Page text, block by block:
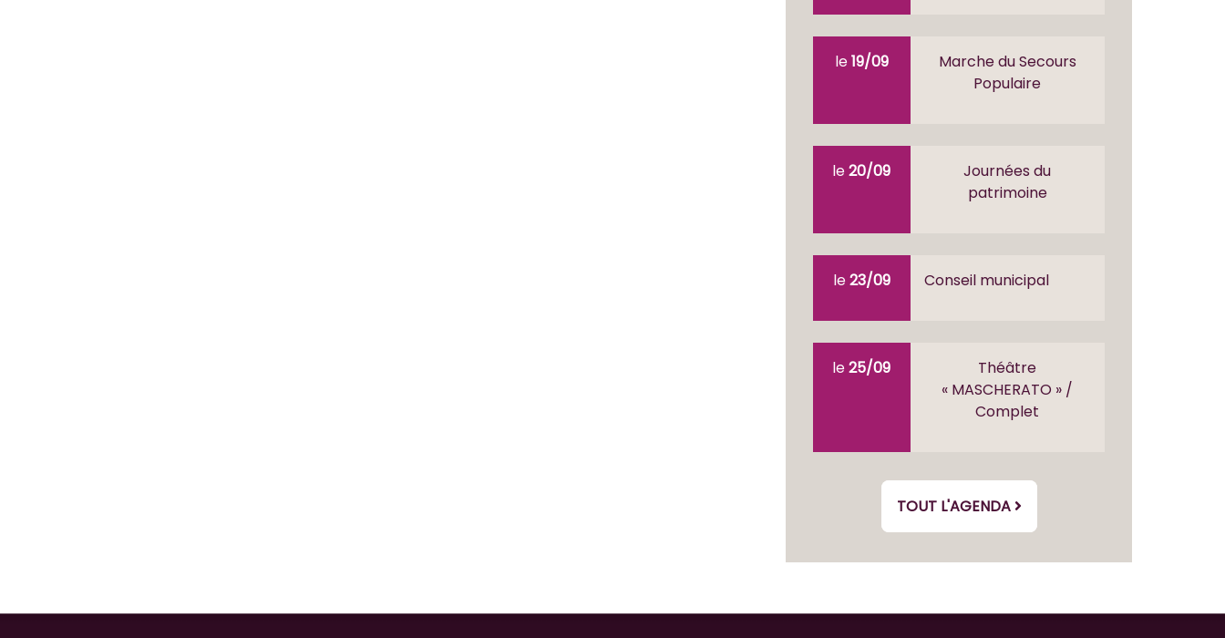
le19/09
Marche du Secours
Populaire
le20/09
Journées du
patrimoine
le23/09 Conseil municipal
le25/09
Théâtre
« MASCHERATO » /
Complet
TOUT L'AGENDA